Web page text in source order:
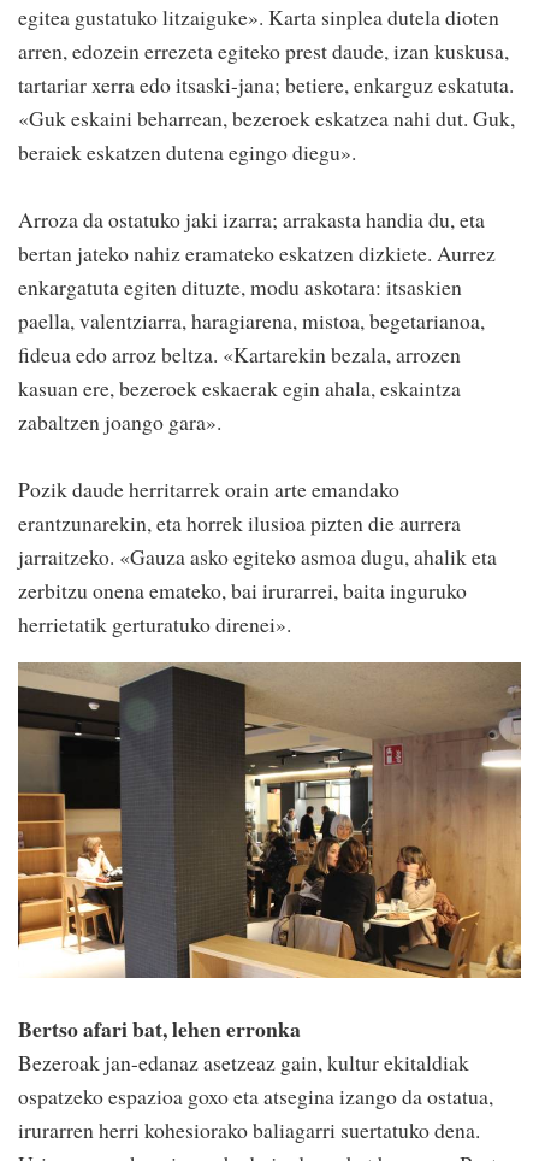
egitea gustatuko litzaiguke». Karta sinplea dutela dioten
arren, edozein errezeta egiteko prest daude, izan kuskusa,
tartariar xerra edo itsaski-jana; betiere, enkarguz eskatuta.
«Guk eskaini beharrean, bezeroek eskatzea nahi dut. Guk,
beraiek eskatzen dutena egingo diegu».
Arroza da ostatuko jaki izarra; arrakasta handia du, eta
bertan jateko nahiz eramateko eskatzen dizkiete. Aurrez
enkargatuta egiten dituzte, modu askotara: itsaskien
paella, valentziarra, haragiarena, mistoa, begetarianoa,
fideua edo arroz beltza. «Kartarekin bezala, arrozen
kasuan ere, bezeroek eskaerak egin ahala, eskaintza
zabaltzen joango gara».
Pozik daude herritarrek orain arte emandako
erantzunarekin, eta horrek ilusioa pizten die aurrera
jarraitzeko. «Gauza asko egiteko asmoa dugu, ahalik eta
zerbitzu onena emateko, bai irurarrei, baita inguruko
herrietatik gerturatuko direnei».
Bertso afari bat, lehen erronka
Bezeroak jan-edanaz asetzeaz gain, kultur ekitaldiak
ospatzeko espazioa goxo eta atsegina izango da ostatua,
irurarren herri kohesiorako baliagarri suertatuko dena.